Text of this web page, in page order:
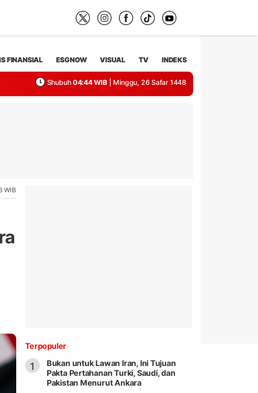
FINANSIAL ESGNOW VISUAL TV INDEKS
Shubuh 04:44 WIB | Minggu, 26 Safar 1448
WIB
Terpopuler
1
Bukan untuk Lawan Iran, Ini Tujuan
Pakta Pertahanan Turki, Saudi, dan
Pakistan Menurut Ankara